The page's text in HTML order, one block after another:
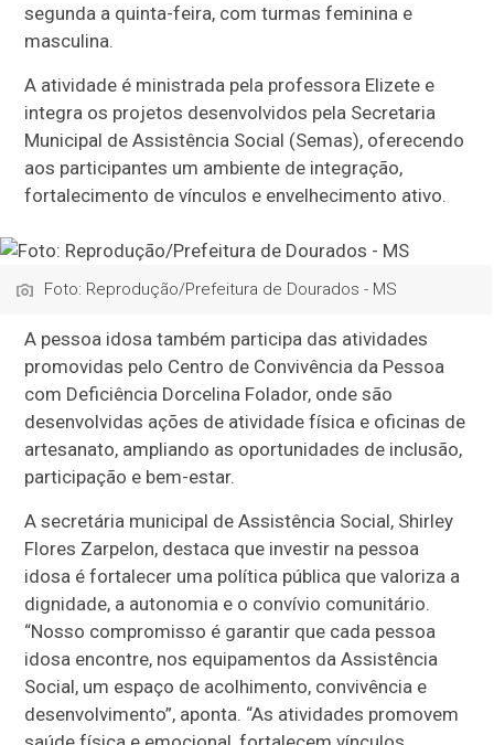
segunda a quinta-feira, com turmas feminina e
masculina.
A atividade é ministrada pela professora Elizete e
integra os projetos desenvolvidos pela Secretaria
Municipal de Assistência Social (Semas), oferecendo
aos participantes um ambiente de integração,
fortalecimento de vínculos e envelhecimento ativo.
Foto: Reprodução/Prefeitura de Dourados - MS
A pessoa idosa também participa das atividades
promovidas pelo Centro de Convivência da Pessoa
com Deficiência Dorcelina Folador, onde são
desenvolvidas ações de atividade física e oficinas de
artesanato, ampliando as oportunidades de inclusão,
participação e bem-estar.
A secretária municipal de Assistência Social, Shirley
Flores Zarpelon, destaca que investir na pessoa
idosa é fortalecer uma política pública que valoriza a
dignidade, a autonomia e o convívio comunitário.
“Nosso compromisso é garantir que cada pessoa
idosa encontre, nos equipamentos da Assistência
Social, um espaço de acolhimento, convivência e
desenvolvimento”, aponta. “As atividades promovem